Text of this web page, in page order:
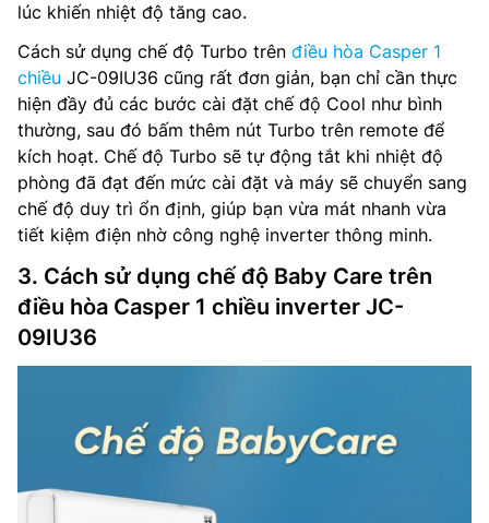
lúc khiến nhiệt độ tăng cao.
Cách sử dụng chế độ Turbo trên điều hòa Casper 1
chiều JC-09IU36 cũng rất đơn giản, bạn chỉ cần thực
hiện đầy đủ các bước cài đặt chế độ Cool như bình
thường, sau đó bấm thêm nút Turbo trên remote để
kích hoạt. Chế độ Turbo sẽ tự động tắt khi nhiệt độ
phòng đã đạt đến mức cài đặt và máy sẽ chuyển sang
chế độ duy trì ổn định, giúp bạn vừa mát nhanh vừa
tiết kiệm điện nhờ công nghệ inverter thông minh.
3. Cách sử dụng chế độ Baby Care trên
điều hòa Casper 1 chiều inverter JC-
09IU36